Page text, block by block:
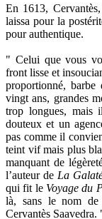
En 1613,
laissa pour la
pour authentique.
" Celui que vous
front lisse et
proportionné,
vingt ans, grandes
trop longues, mais
douteux et un
pas comme il
teint vif mais plus
manquant de
l’auteur de La
qui fit le Voyage du
là, sans le nom
Cervantès Saavedra.